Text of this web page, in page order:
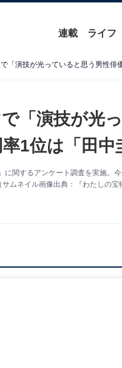
連載 ライフ
で「演技が光っていると思う男性
で「演技が光
1位は「田中
関するアンケート調査を実施。
ムネイル画像出典：『わたしの宝